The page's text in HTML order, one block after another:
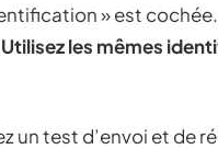
» est
Utilisez les mêmes
un test d’envoi et de